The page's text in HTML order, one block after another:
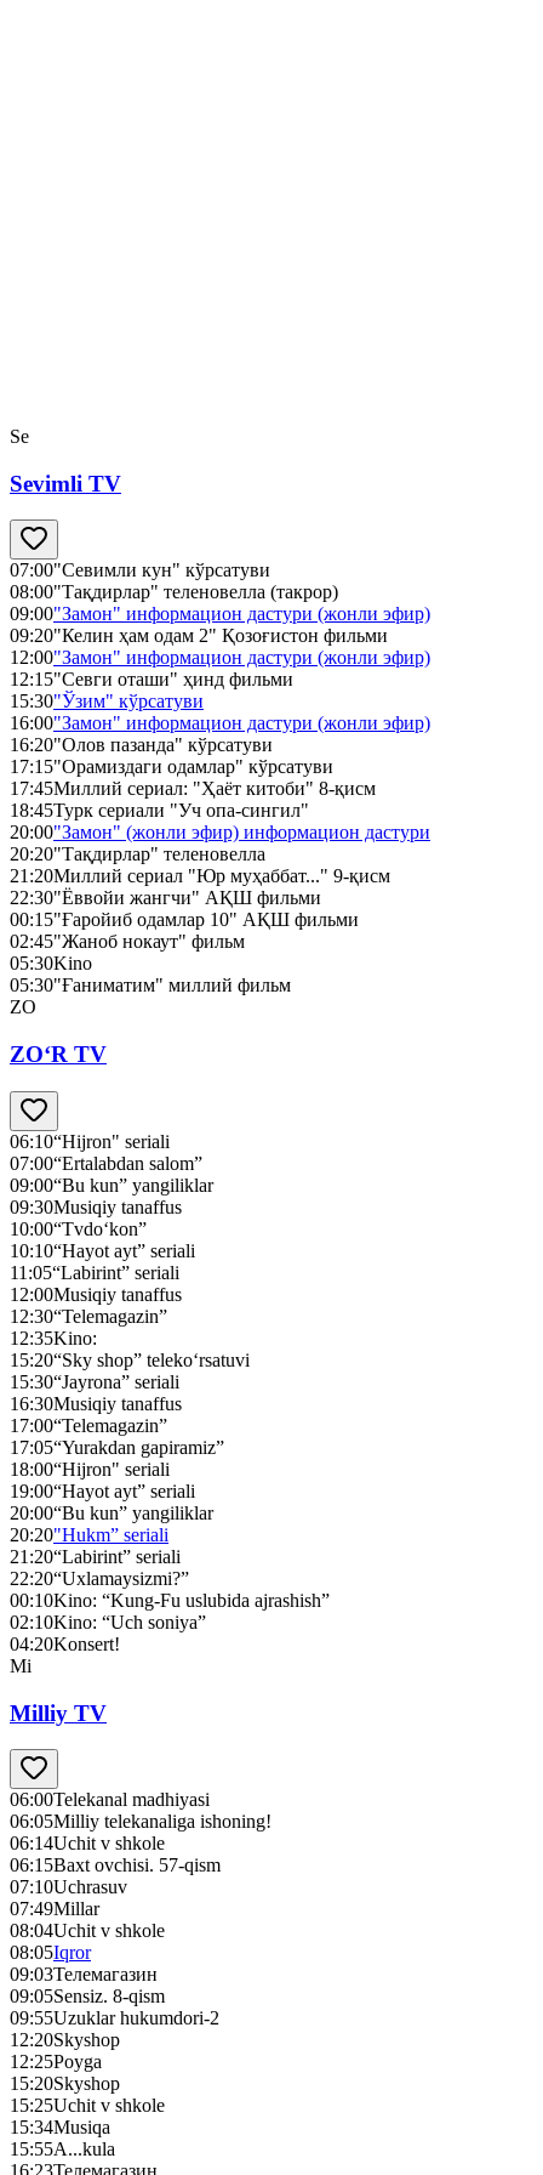
Se
Sevimli TV
07:00"Севимли кун" кўрсатуви
08:00"Тақдирлар" теленовелла (такрор)
09:00"Замон" информацион дастури (жонли эфир)
09:20"Келин ҳам одам 2" Қозоғистон фильми
12:00"Замон" информацион дастури (жонли эфир)
12:15"Севги оташи" ҳинд фильми
15:30"Ўзим" кўрсатуви
16:00"Замон" информацион дастури (жонли эфир)
16:20"Олов пазанда" кўрсатуви
17:15"Орамиздаги одамлар" кўрсатуви
17:45Миллий сериал: "Ҳаёт китоби" 8-қисм
18:45Турк сериали "Уч опа-сингил"
20:00"Замон" (жонли эфир) информацион дастури
20:20"Тақдирлар" теленовелла
21:20Миллий сериал "Юр муҳаббат..." 9-қисм
22:30"Ёввойи жангчи" АҚШ фильми
00:15"Ғаройиб одамлар 10" АҚШ фильми
02:45"Жаноб нокаут" фильм
05:30Kino
05:30"Ғаниматим" миллий фильм
ZO
ZO‘R TV
06:10“Hijron" seriali
07:00“Ertalabdan salom”
09:00“Bu kun” yangiliklar
09:30Musiqiy tanaffus
10:00“Tvdo‘kon”
10:10“Hayot ayt” seriali
11:05“Labirint” seriali
12:00Musiqiy tanaffus
12:30“Telemagazin”
12:35Kino:
15:20“Sky shop” teleko‘rsatuvi
15:30“Jayrona” seriali
16:30Musiqiy tanaffus
17:00“Telemagazin”
17:05“Yurakdan gapiramiz”
18:00“Hijron" seriali
19:00“Hayot ayt” seriali
20:00“Bu kun” yangiliklar
20:20"Hukm” seriali
21:20“Labirint” seriali
22:20“Uxlamaysizmi?”
00:10Kino: “Kung-Fu uslubida ajrashish”
02:10Kino: “Uch soniya”
04:20Konsert!
Mi
Milliy TV
06:00Telekanal madhiyasi
06:05Milliy telekanaliga ishoning!
06:14Uchit v shkole
06:15Baxt ovchisi. 57-qism
07:10Uchrasuv
07:49Millar
08:04Uchit v shkole
08:05Iqror
09:03Телемагазин
09:05Sensiz. 8-qism
09:55Uzuklar hukumdori-2
12:20Skyshop
12:25Poyga
15:20Skyshop
15:25Uchit v shkole
15:34Musiqa
15:55A...kula